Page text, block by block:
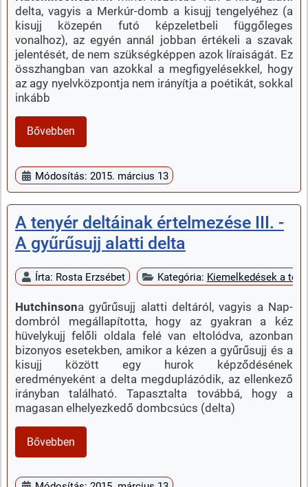
delta, vagyis a Merkúr-domb a kisujj tengelyéhez (a
kisujj közepén futó képzeletbeli függőleges
vonalhoz), az egyén annál jobban értékeli a szavak
jelentését, de nem szükségképpen azok líraiságát. Ez
összhangban van azokkal a megfigyelésekkel, hogy
az agy nyelvközpontja nem irányítja a poétikát, sokkal
inkább
Bővebben
Módosítás: 2015. március 13
A tenyér deltáinak értelmezése III. -
A gyűrűsujj alatti delta
Írta: Rosta Erzsébet Kategória: Kiemelkedések a
Hutchinsona gyűrűsujj alatti deltáról, vagyis a Nap-
dombról megállapította, hogy az gyakran a kéz
hüvelykujj felőli oldala felé van eltolódva, azonban
bizonyos esetekben, amikor a kézen a gyűrűsujj és a
kisujj között egy hurok képződésének
eredményeként a delta megduplázódik, az ellenkező
irányban található. Tapasztalta továbbá, hogy a
magasan elhelyezkedő dombcsúcs (delta)
Bővebben